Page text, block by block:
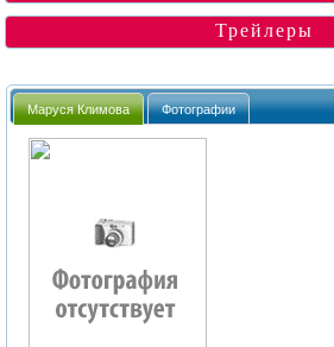
Трейлеры
Маруся Климова Фотографии